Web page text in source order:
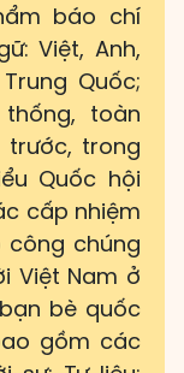
báo chí
Việt, Anh,
Quốc;
toàn
trước, trong
Quốc hội
cấp nhiệm
công chúng
Việt Nam ở
bè quốc
gồm các